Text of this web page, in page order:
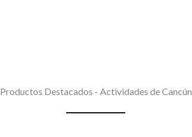
Productos Destacados - Actividades de Cancún